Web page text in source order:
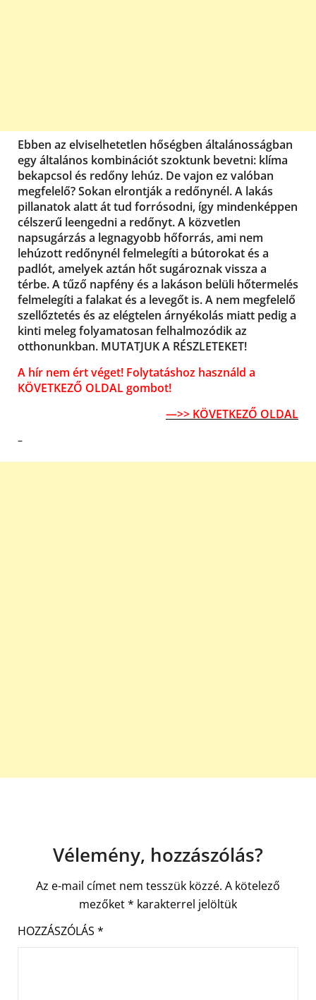
Ebben az elviselhetetlen hőségben általánosságban
egy általános kombinációt szoktunk bevetni: klíma
bekapcsol és redőny lehúz. De vajon ez valóban
megfelelő? Sokan elrontják a redőnynél. A lakás
pillanatok alatt át tud forrósodni, így mindenképpen
célszerű leengedni a redőnyt. A közvetlen
napsugárzás a legnagyobb hőforrás, ami nem
lehúzott redőnynél felmelegíti a bútorokat és a
padlót, amelyek aztán hőt sugároznak vissza a
térbe. A tűző napfény és a lakáson belüli hőtermelés
felmelegíti a falakat és a levegőt is. A nem megfelelő
szellőztetés és az elégtelen árnyékolás miatt pedig a
kinti meleg folyamatosan felhalmozódik az
otthonunkban. MUTATJUK A RÉSZLETEKET!
A hír nem ért véget! Folytatáshoz használd a
KÖVETKEZŐ OLDAL gombot!
—>> KÖVETKEZŐ OLDAL
–
Vélemény, hozzászólás?
Az e-mail címet nem tesszük közzé. A kötelező
mezőket* karakterrel jelöltük
HOZZÁSZÓLÁS *